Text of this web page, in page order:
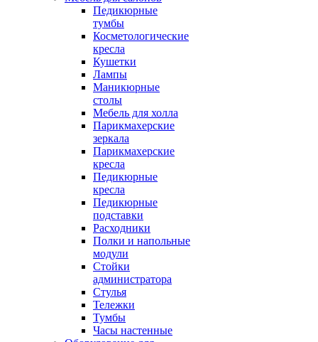
Педикюрные
тумбы
Косметологические
кресла
Кушетки
Лампы
Маникюрные
столы
Мебель для холла
Парикмахерские
зеркала
Парикмахерские
кресла
Педикюрные
кресла
Педикюрные
подставки
Расходники
Полки и напольные
модули
Стойки
администратора
Стулья
Тележки
Тумбы
Часы настенные